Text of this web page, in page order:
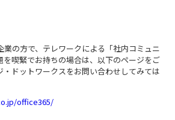
の方で、テレワークによる「社内コミュニ
喫緊でお持ちの場合は、以下のページをご
ドットワークスをお問い合わせしてみては
office365/